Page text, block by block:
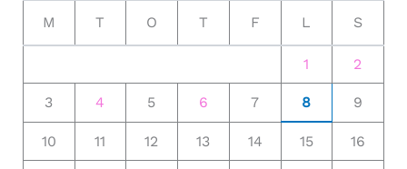
M T O T F L S
1 2
3 4 5 6 7 8 9
10 11 12 13 14 15 16